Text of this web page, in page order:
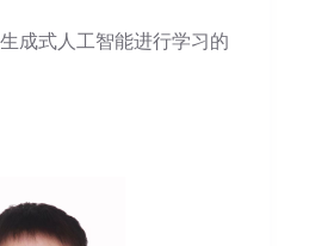
成式人工智能进行学习的